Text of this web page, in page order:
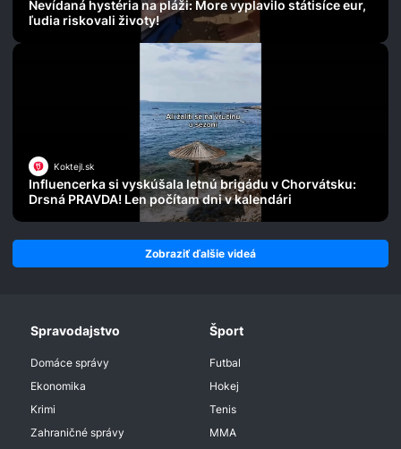
Nevídaná hystéria na pláži: More vyplavilo státisíce eur,
ľudia riskovali životy!
Koktejl.sk
Influencerka si vyskúšala letnú brigádu v Chorvátsku:
Drsná PRAVDA! Len počítam dni v kalendári
Zobraziť ďalšie videá
Spravodajstvo
Domáce správy
Ekonomika
Krimi
Zahraničné správy
Šport
Futbal
Hokej
Tenis
MMA